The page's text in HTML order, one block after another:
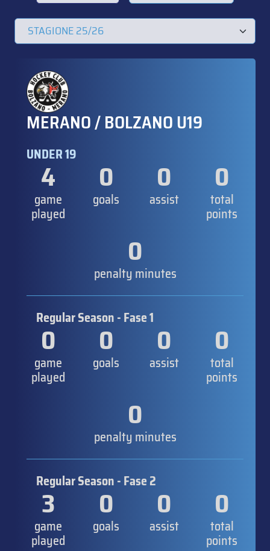
MERANO / BOLZANO U19
UNDER 19
4
game
played
0
goals
0
assist
0
total
points
0
penalty minutes
Regular Season - Fase 1
0
game
played
0
goals
0
assist
0
total
points
0
penalty minutes
Regular Season - Fase 2
3
game
played
0
goals
0
assist
0
total
points